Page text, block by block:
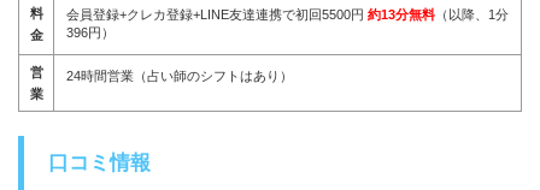
料
金
会員登録+クレカ登録+LINE友達連携で初回5500円 約13分無料 （以降、1分
396円）
営
業
24時間営業（占い師のシフトはあり）
口コミ情報